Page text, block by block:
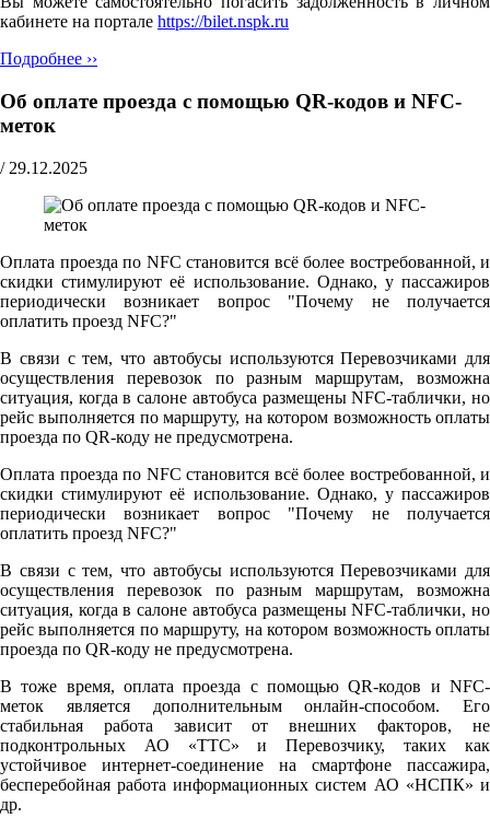
кабинете на портале https://bilet.nspk.ru
Подробнее ››
Об оплате проезда с помощью QR-кодов и NFC-
меток
/ 29.12.2025
Оплата проезда по NFC становится всё более востребованной, и
скидки стимулируют её использование. Однако, у пассажиров
периодически возникает вопрос "Почему не получается
оплатить проезд NFC?"
В связи с тем, что автобусы используются Перевозчиками для
осуществления перевозок по разным маршрутам, возможна
ситуация, когда в салоне автобуса размещены NFC-таблички, но
рейс выполняется по маршруту, на котором возможность оплаты
проезда по QR-коду не предусмотрена.
Оплата проезда по NFC становится всё более востребованной, и
скидки стимулируют её использование. Однако, у пассажиров
периодически возникает вопрос "Почему не получается
оплатить проезд NFC?"
В связи с тем, что автобусы используются Перевозчиками для
осуществления перевозок по разным маршрутам, возможна
ситуация, когда в салоне автобуса размещены NFC-таблички, но
рейс выполняется по маршруту, на котором возможность оплаты
проезда по QR-коду не предусмотрена.
В тоже время, оплата проезда с помощью QR-кодов и NFC-
меток является дополнительным онлайн-способом. Его
стабильная работа зависит от внешних факторов, не
подконтрольных АО «ТТС» и Перевозчику, таких как
устойчивое интернет-соединение на смартфоне пассажира,
бесперебойная работа информационных систем АО «НСПК» и
др.